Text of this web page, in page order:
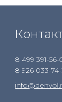
8 499 391-56-
8 926 033-